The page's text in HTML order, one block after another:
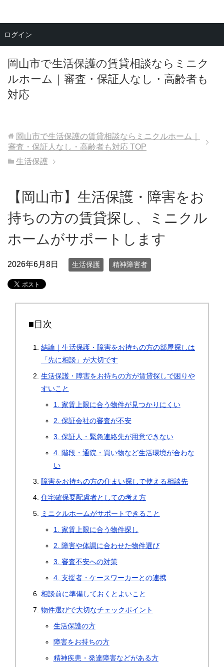
岡山市で生活保護の賃貸相談ならミニク
ルホーム｜審査・保証人なし・高齢者も
対応
メニュー
岡山市で生活保護の賃貸相談ならミニクルホーム｜
審査・保証人なし・高齢者も対応 TOP
生活保護
【岡山市】生活保護・障害をお
持ちの方の賃貸探し、ミニクル
ホームがサポートします
2026年6月8日 生活保護 精神障害者
■目次
結論｜生活保護・障害をお持ちの方の部屋探しは
「先に相談」が大切です
生活保護・障害をお持ちの方が賃貸探しで困りや
すいこと
1. 家賃上限に合う物件が見つかりにくい
2. 保証会社の審査が不安
3. 保証人・緊急連絡先が用意できない
4. 階段・通院・買い物など生活環境が合わな
い
障害をお持ちの方の住まい探しで使える相談先
住宅確保要配慮者としての考え方
ミニクルホームがサポートできること
1. 家賃上限に合う物件探し
2. 障害や体調に合わせた物件選び
3. 審査不安への対策
4. 支援者・ケースワーカーとの連携
相談前に準備しておくとよいこと
物件選びで大切なチェックポイント
生活保護の方
障害をお持ちの方
精神疾患・発達障害などがある方
ログイン